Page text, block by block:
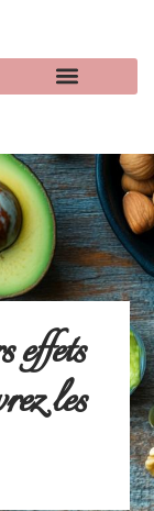
effets
les